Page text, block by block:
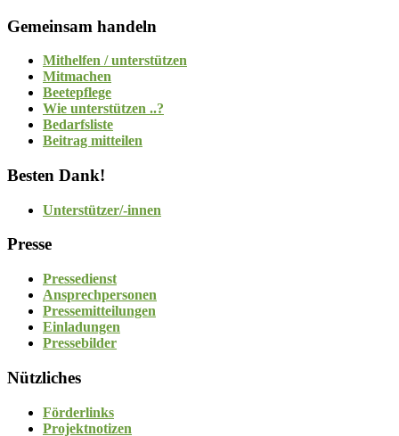
Gemeinsam handeln
Mithelfen / unterstützen
Mitmachen
Beetepflege
Wie unterstützen ..?
Bedarfsliste
Beitrag mitteilen
Besten Dank!
Unterstützer/-innen
Presse
Pressedienst
Ansprechpersonen
Pressemitteilungen
Einladungen
Pressebilder
Nützliches
Förderlinks
Projektnotizen